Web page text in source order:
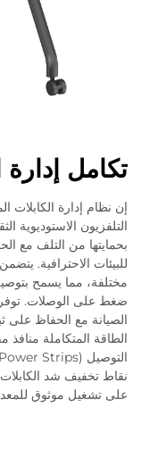
تكامل إدارة
إن نظام إدارة
التلفزيون الاستوديوية
بحمايتها من التلف
للبيئات الاحترافية.
مختلفة، مما يسمح
ضغط على الوصلات. توفر
الصيانة مع الحفاظ على
الطاقة المتكاملة
نقاط تخفيف شد الكابلات
على تشغيل موثوق